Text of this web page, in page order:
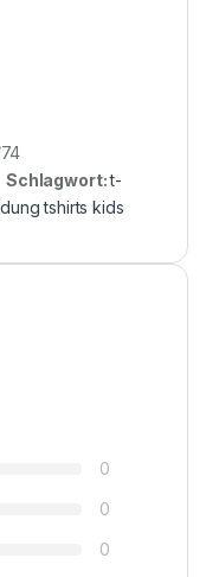
Schlagwort:t-
tshirts kids
0
0
0